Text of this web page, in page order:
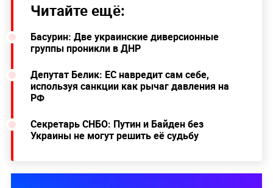
Читайте ещё:
Басурин: Две украинские диверсионные
группы проникли в ДНР
Депутат Белик: ЕС навредит сам себе,
используя санкции как рычаг давления на
РФ
Секретарь СНБО: Путин и Байден без
Украины не могут решить её судьбу